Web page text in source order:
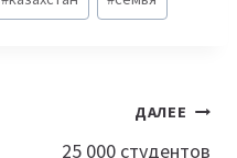
ДАЛЕЕ
25 000 студентов